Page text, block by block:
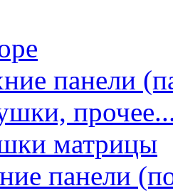
панели
матрицы
панели